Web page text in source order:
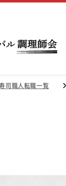
司職人転職一覧